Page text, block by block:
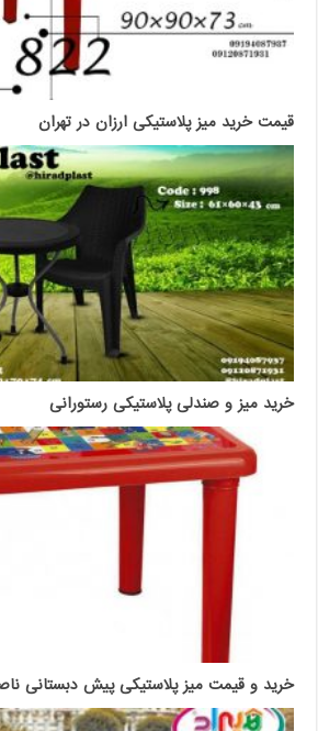
قیمت خرید میز پلاستیکی ارزان در تهران
خرید میز و صندلی پلاستیکی رستورانی
خرید و قیمت میز پلاستیکی پیش دبستانی